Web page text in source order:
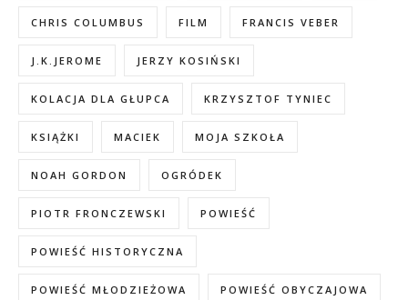
CHRIS COLUMBUS FILM FRANCIS VEBER
J.K.JEROME JERZY KOSIŃSKI
KOLACJA DLA GŁUPCA KRZYSZTOF TYNIEC
KSIĄŻKI MACIEK MOJA SZKOŁA
NOAH GORDON OGRÓDEK
PIOTR FRONCZEWSKI POWIEŚĆ
POWIEŚĆ HISTORYCZNA
POWIEŚĆ MŁODZIEŻOWA POWIEŚĆ OBYCZAJOWA